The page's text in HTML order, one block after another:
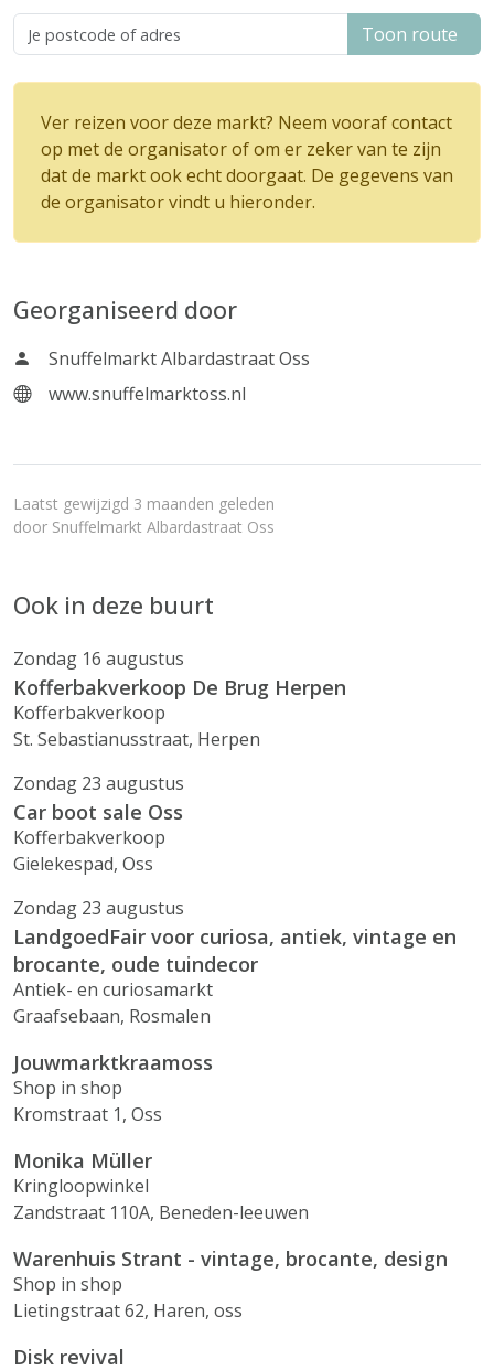
Toon route
Ver reizen voor deze markt? Neem vooraf contact
op met de organisator of om er zeker van te zijn
dat de markt ook echt doorgaat. De gegevens van
de organisator vindt u hieronder.
Georganiseerd door
Snuffelmarkt Albardastraat Oss
www.snuffelmarktoss.nl
Laatst gewijzigd 3 maanden geleden
door Snuffelmarkt Albardastraat Oss
Ook in deze buurt
Zondag 16 augustus
Kofferbakverkoop De Brug Herpen
Kofferbakverkoop
St. Sebastianusstraat, Herpen
Zondag 23 augustus
Car boot sale Oss
Kofferbakverkoop
Gielekespad, Oss
Zondag 23 augustus
LandgoedFair voor curiosa, antiek, vintage en
brocante, oude tuindecor
Antiek- en curiosamarkt
Graafsebaan, Rosmalen
Jouwmarktkraamoss
Shop in shop
Kromstraat 1, Oss
Monika Müller
Kringloopwinkel
Zandstraat 110A, Beneden-leeuwen
Warenhuis Strant - vintage, brocante, design
Shop in shop
Lietingstraat 62, Haren, oss
Disk revival